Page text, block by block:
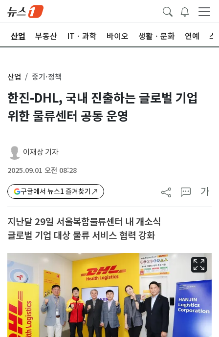
산업 부동산 ITㆍ과학 바이오 생활ㆍ문화 연예 스
산업 중기·정책
한진-DHL, 국내 진출하는 글로벌 기업
위한 물류센터 공동 운영
이재상 기자
2025.09.01 오전 08:28
구글에서 뉴스1 즐겨찾기 가
지난달 29일 서울복합물류센터 내 개소식
글로벌 기업 대상 물류 서비스 협력 강화